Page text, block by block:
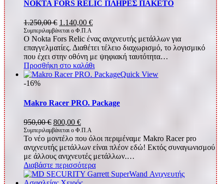
NOKTA FORS RELIC ΠΛΗΡΕΣ ΠΑΚΕΤΟ
1.250,00€ Original
price
was:
1.250,00 €.
1.140,00 €Η
τιμή
είναι:
1.140,00 €.
Συμπεριλαμβάνεται ο Φ.Π.Α
Ο Nokta Fors Relic ένας ανιχνευτής μετάλλων για
επαγγελματίες. Διαθέτει τέλειο διαχωρισμό, το λογισμικό
που έχει στην οθόνη με ψηφιακή ταυτότητα…
Προσθήκη στο καλάθι
Quick View
-16%
Makro Racer PRO. Package
950,00€ Original
price
was:
950,00 €.
800,00 €Η
τρέχουσα
τιμή
είναι:
800,00 €.
Συμπεριλαμβάνεται ο Φ.Π.Α
Το νέο μοντέλο που όλοι περιμέναμε Makro Racer pro
ανιχνευτής μετάλλων είναι πλέον εδώ! Εκτός συναγωνισμού
με άλλους ανιχνευτές μετάλλων.…
Διαβάστε περισσότερα